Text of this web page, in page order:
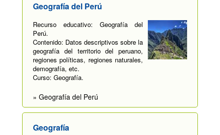
Geografía del Perú
Recurso educativo: Geografía del
Perú.
Contenido: Datos descriptivos sobre la
geografía del territorio del peruano,
regiones políticas, regiones naturales,
demografía, etc.
Curso: Geografía.
» Geografía del Perú
Geografía